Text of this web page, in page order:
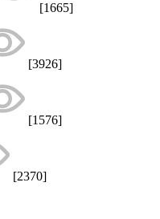
[1665]
[3926]
[1576]
[2370]